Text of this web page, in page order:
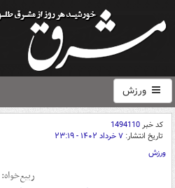
ورزش
کد خبر1494110
تاریخ انتشار: ۷ خرداد ۱۴۰۲ - ۲۳:۱۹
ورزش
ربیع‌خواه:‌